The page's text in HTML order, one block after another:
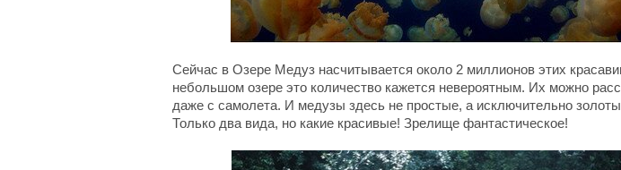
Сейчас в Озере Медуз насчитывается около 2 миллионов этих
небольшом озере это количество кажется невероятным. Их можно
даже с самолета. И медузы здесь не простые, а исключительно
Только два вида, но какие красивые! Зрелище фантастическое!